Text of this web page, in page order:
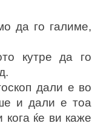
да го галиме,
кутре да го
дали е во
и дали е тоа
ќе ви каже